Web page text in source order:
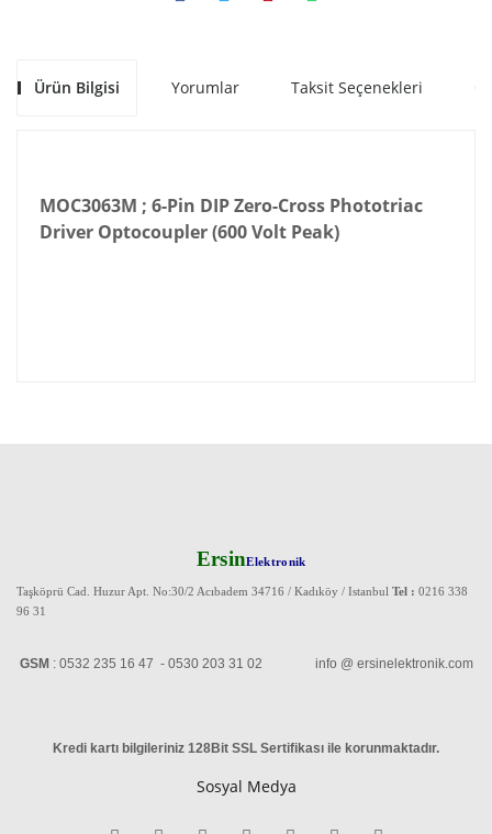
Ürün Bilgisi Yorumlar Taksit Seçenekleri
MOC3063M ; 6-Pin DIP Zero-Cross Phototriac
Driver Optocoupler (600 Volt Peak)
ErsinElektronik
Taşköprü Cad. Huzur Apt. No:30/2 Acıbadem 34716 / Kadıköy / Istanbul Tel : 0216 338
96 31
GSM : 0532 235 16 47 - 0530 203 31 02 info @ ersinelektronik.com
Kredi kartı bilgileriniz 128Bit SSL Sertifikası ile korunmaktadır.
Sosyal Medya